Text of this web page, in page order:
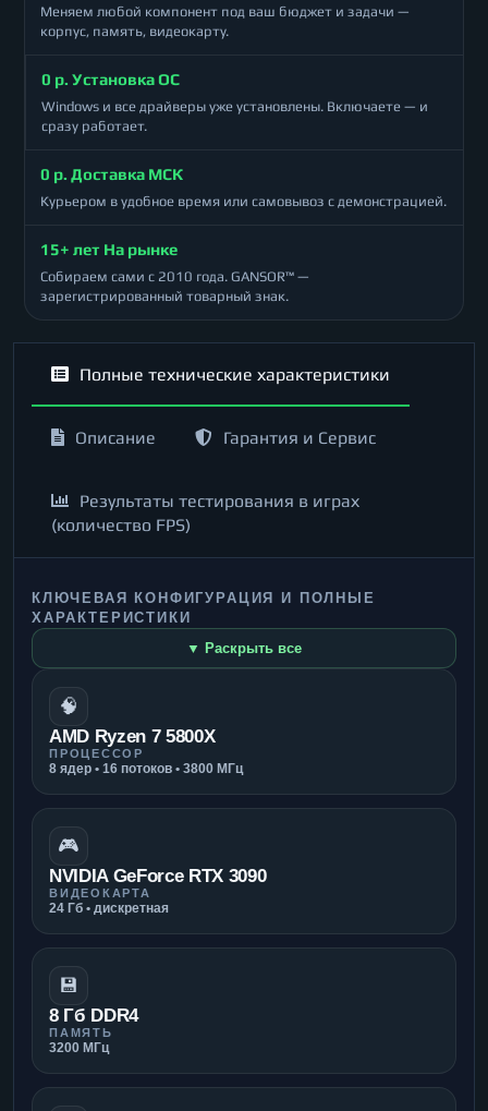
Меняем любой компонент под ваш бюджет и задачи —
корпус, память, видеокарту.
0 р. Установка ОС
Windows и все драйверы уже установлены. Включаете — и
сразу работает.
0 р. Доставка МСК
Курьером в удобное время или самовывоз с демонстрацией.
15+ лет На рынке
Собираем сами с 2010 года. GANSOR™ —
зарегистрированный товарный знак.
Полные технические характеристики
Описание Гарантия и Сервис
Результаты тестирования в играх
(количество FPS)
КЛЮЧЕВАЯ КОНФИГУРАЦИЯ И ПОЛНЫЕ
ХАРАКТЕРИСТИКИ
▼ Раскрыть все
🧠
AMD Ryzen 7 5800X
ПРОЦЕССОР
8 ядер • 16 потоков • 3800 МГц
🎮
NVIDIA GeForce RTX 3090
ВИДЕОКАРТА
24 Гб • дискретная
💾
8 Гб DDR4
ПАМЯТЬ
3200 МГц